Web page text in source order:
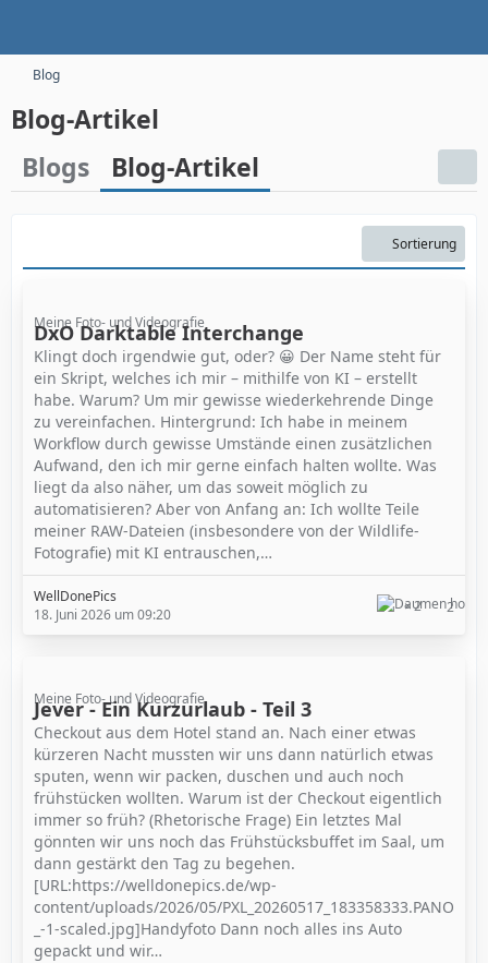
Blog
Blog-Artikel
Blogs
Blog-Artikel
Sortierung
Meine Foto- und Videografie
DxO Darktable Interchange
Klingt doch irgendwie gut, oder? 😀 Der Name steht für
ein Skript, welches ich mir – mithilfe von KI – erstellt
habe. Warum? Um mir gewisse wiederkehrende Dinge
zu vereinfachen. Hintergrund: Ich habe in meinem
Workflow durch gewisse Umstände einen zusätzlichen
Aufwand, den ich mir gerne einfach halten wollte. Was
liegt da also näher, um das soweit möglich zu
automatisieren? Aber von Anfang an: Ich wollte Teile
meiner RAW-Dateien (insbesondere von der Wildlife-
Fotografie) mit KI entrauschen,…
WellDonePics
18. Juni 2026 um 09:20
2 2
Meine Foto- und Videografie
Jever - Ein Kurzurlaub - Teil 3
Checkout aus dem Hotel stand an. Nach einer etwas
kürzeren Nacht mussten wir uns dann natürlich etwas
sputen, wenn wir packen, duschen und auch noch
frühstücken wollten. Warum ist der Checkout eigentlich
immer so früh? (Rhetorische Frage) Ein letztes Mal
gönnten wir uns noch das Frühstücksbuffet im Saal, um
dann gestärkt den Tag zu begehen.
[URL:https://welldonepics.de/wp-
content/uploads/2026/05/PXL_20260517_183358333.PANO
_-1-scaled.jpg]Handyfoto Dann noch alles ins Auto
gepackt und wir…